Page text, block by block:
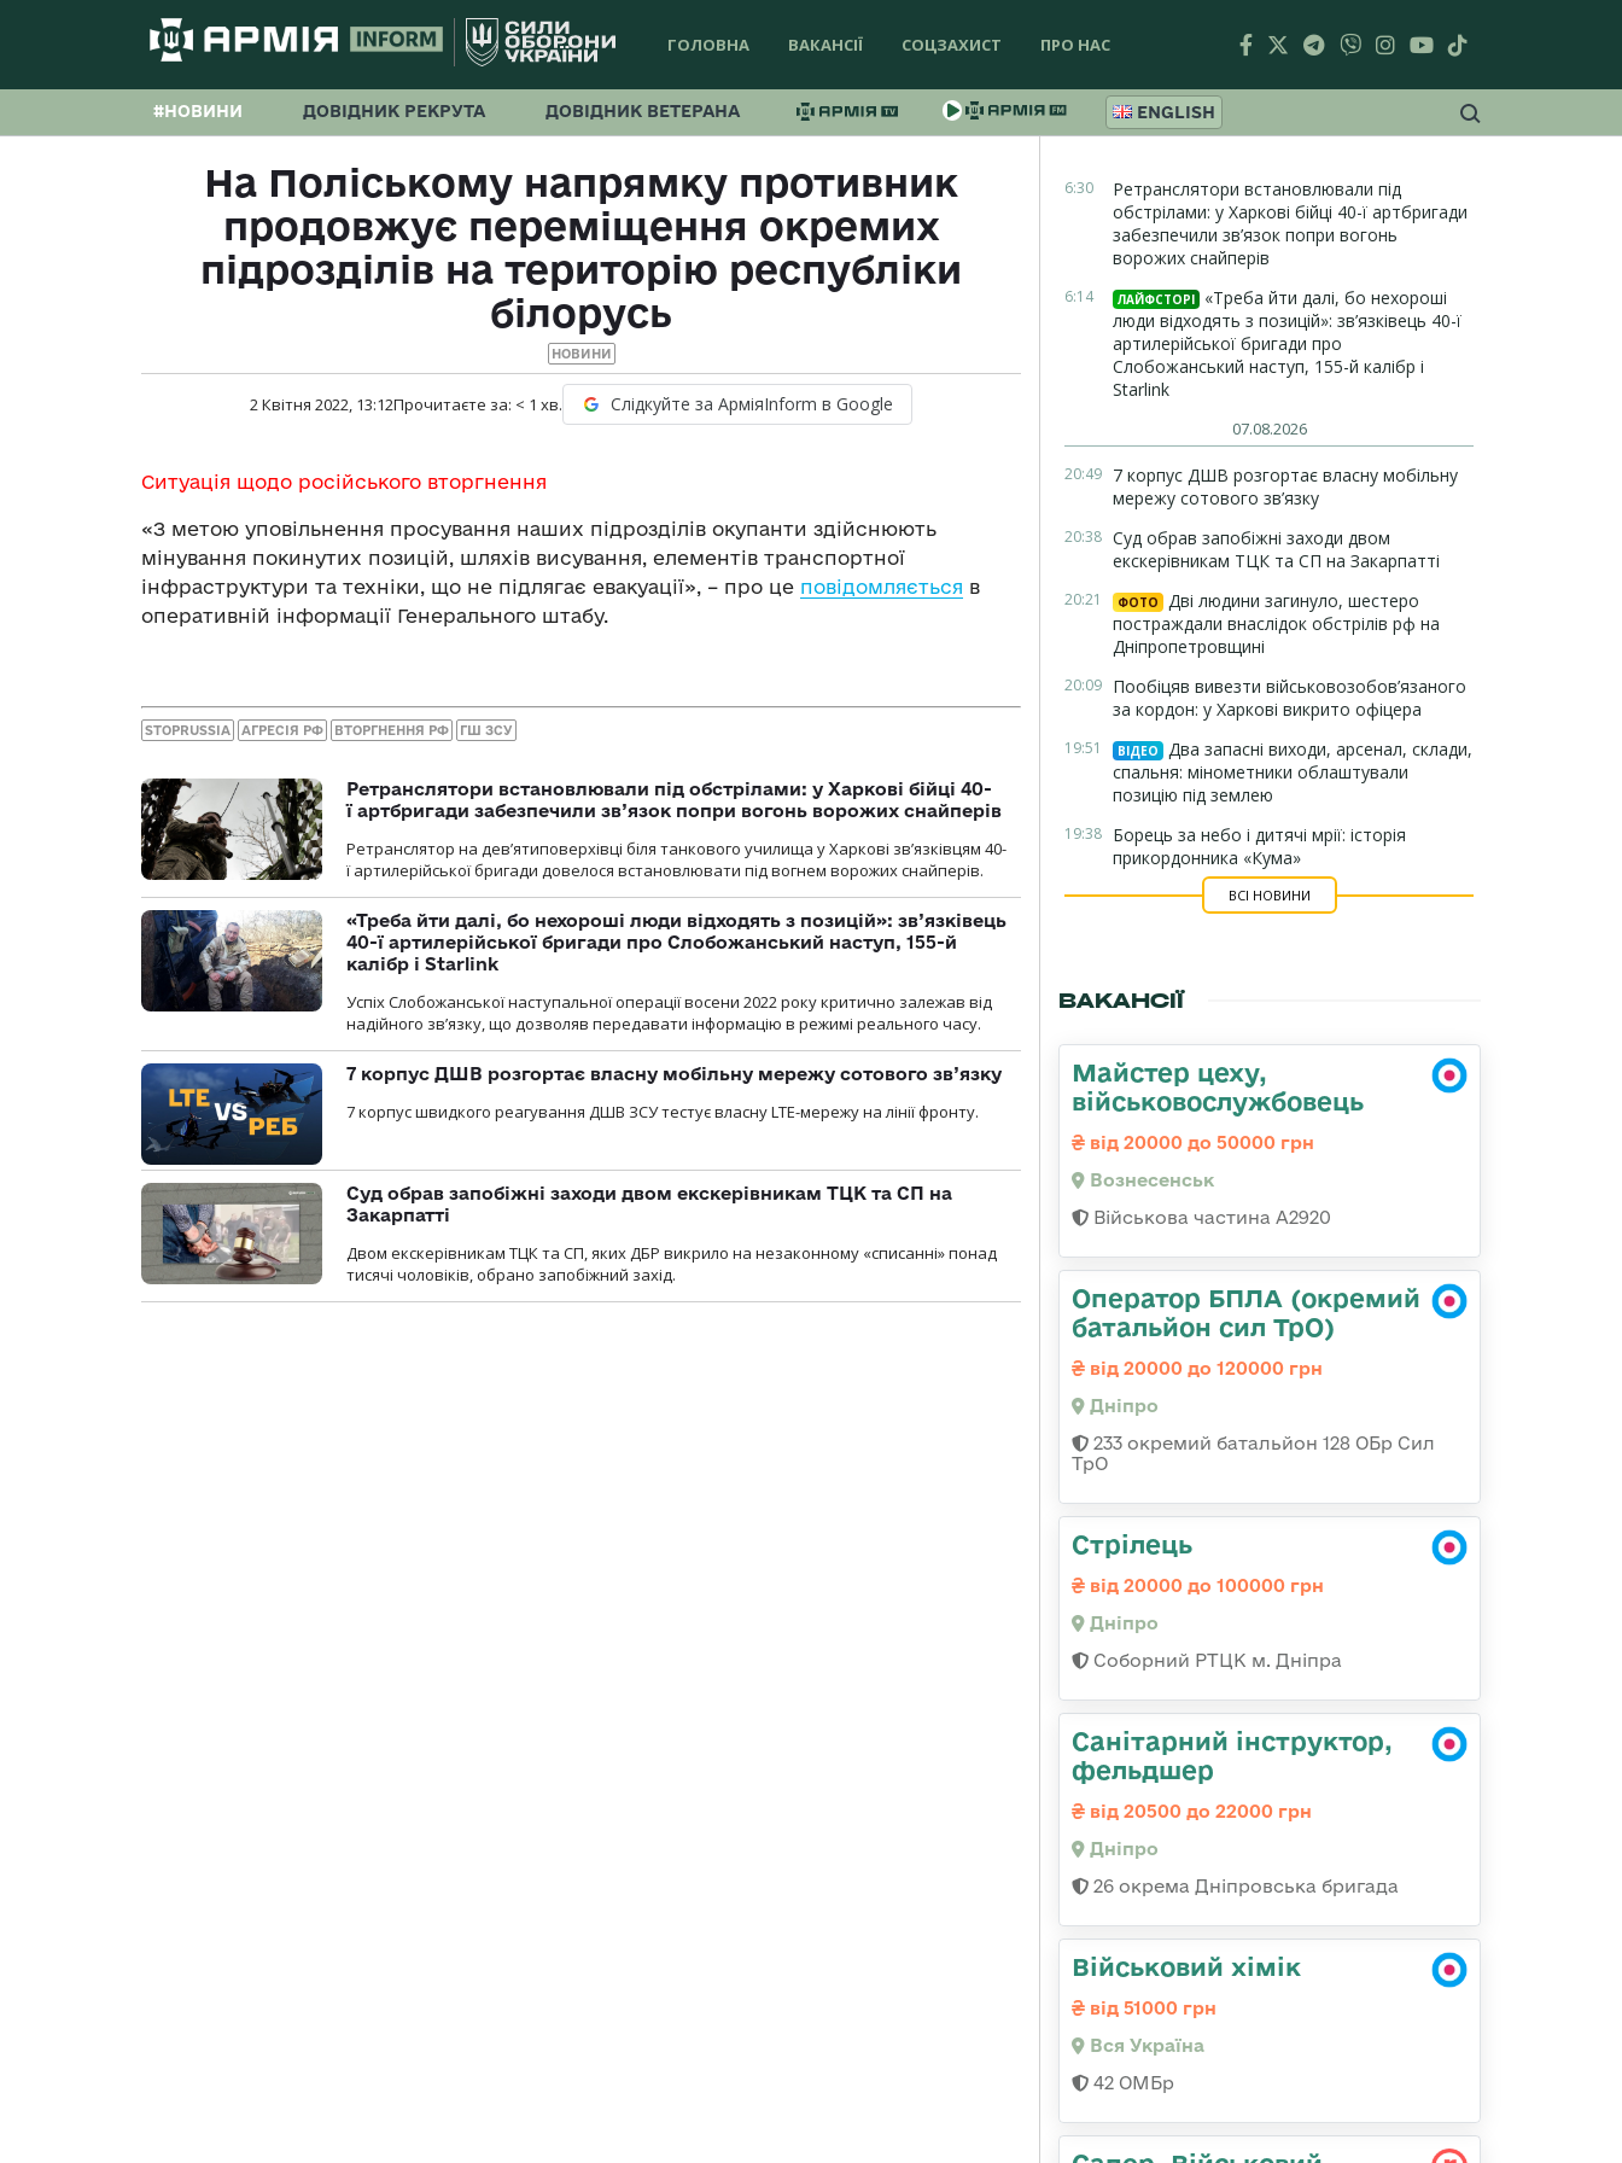
ГОЛОВНА ВАКАНСІЇ СОЦЗАХИСТ ПРО НАС
#НОВИНИ ДОВІДНИК РЕКРУТА ДОВІДНИК ВЕТЕРАНА ENGLISH
На Поліському напрямку противник
продовжує переміщення окремих
підрозділів на територію республіки
білорусь
НОВИНИ
2 Квітня 2022, 13:12Прочитаєте за: < 1 хв. Слідкуйте за АрміяInform в Google
Ситуація щодо російського вторгнення
«З метою уповільнення просування наших підрозділів окупанти здійснюють
мінування покинутих позицій, шляхів висування, елементів транспортної
інфраструктури та техніки, що не підлягає евакуації», – про це повідомляється в
оперативній інформації Генерального штабу.
STOPRUSSIA АГРЕСІЯ РФ ВТОРГНЕННЯ РФ ГШ ЗСУ
Ретранслятори встановлювали під обстрілами: у Харкові бійці 40-
ї артбригади забезпечили зв’язок попри вогонь ворожих снайперів
Ретранслятор на дев’ятиповерхівці біля танкового училища у Харкові зв’язківцям 40-
ї артилерійської бригади довелося встановлювати під вогнем ворожих снайперів.
«Треба йти далі, бо нехороші люди відходять з позицій»: зв’язківець
40-ї артилерійської бригади про Слобожанський наступ, 155-й
калібр і Starlink
Успіх Слобожанської наступальної операції восени 2022 року критично залежав від
надійного зв’язку, що дозволяв передавати інформацію в режимі реального часу.
7 корпус ДШВ розгортає власну мобільну мережу сотового зв’язку
7 корпус швидкого реагування ДШВ ЗСУ тестує власну LTE-мережу на лінії фронту.
Суд обрав запобіжні заходи двом екскерівникам ТЦК та СП на
Закарпатті
Двом екскерівникам ТЦК та СП, яких ДБР викрило на незаконному «списанні» понад
тисячі чоловіків, обрано запобіжний захід.
6:30
Ретранслятори встановлювали під
обстрілами: у Харкові бійці 40-ї артбригади
забезпечили зв’язок попри вогонь
ворожих снайперів
6:14 ЛАЙФСТОРІ
«Треба йти далі, бо нехороші
люди відходять з позицій»: зв’язківець 40-ї
артилерійської бригади про
Слобожанський наступ, 155-й калібр і
Starlink
07.08.2026
20:49 7 корпус ДШВ розгортає власну мобільну
мережу сотового зв’язку
20:38 Суд обрав запобіжні заходи двом
екскерівникам ТЦК та СП на Закарпатті
20:21 ФОТО
Дві людини загинуло, шестеро
постраждали внаслідок обстрілів рф на
Дніпропетровщині
20:09 Пообіцяв вивезти військовозобов’язаного
за кордон: у Харкові викрито офіцера
19:51 ВІДЕО
Два запасні виходи, арсенал, склади,
спальня: мінометники облаштували
позицію під землею
19:38 Борець за небо і дитячі мрії: історія
прикордонника «Кума»
ВСІ НОВИНИ
ВАКАНСІЇ
Майстер цеху,
військовослужбовець
від 20000 до 50000 грн
Вознесенськ
Військова частина А2920
Оператор БПЛА (окремий
батальйон сил ТрО)
від 20000 до 120000 грн
Дніпро
233 окремий батальйон 128 ОБр Сил
ТрО
Стрілець
від 20000 до 100000 грн
Дніпро
Соборний РТЦК м. Дніпра
Санітарний інструктор,
фельдшер
від 20500 до 22000 грн
Дніпро
26 окрема Дніпровська бригада
Військовий хімік
від 51000 грн
Вся Україна
42 ОМБр